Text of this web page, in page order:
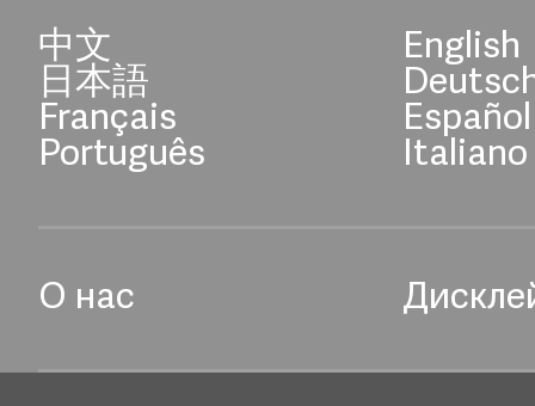
中文 English
日本語
Français Español
Português Italiano
О нас